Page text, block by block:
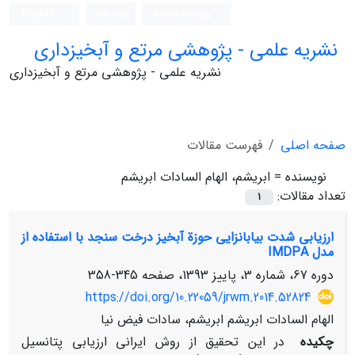
نشریه علمی - پژوهشی مرتع و آبخیزداری
نشریه علمی - پژوهشی مرتع و آبخیزداری
صفحه اصلی
فهرست مقالات
نویسنده = ابریشم، الهام السادات ابریشم
تعداد مقالات:
1
ارزیابی شدت بیابان‏زایی حوزة آبخیز درخت سنجد با استفاده از
مدل IMDPA
دوره 67، شماره 3، پاییز 1393، صفحه
345-358
https://doi.org/10.22059/jrwm.2014.52824
الهام السادات ابریشم ابریشم، سادات فیض نیا
چکیده
در این تحقیق از روش ایرانی ارزیابی پتانسیل